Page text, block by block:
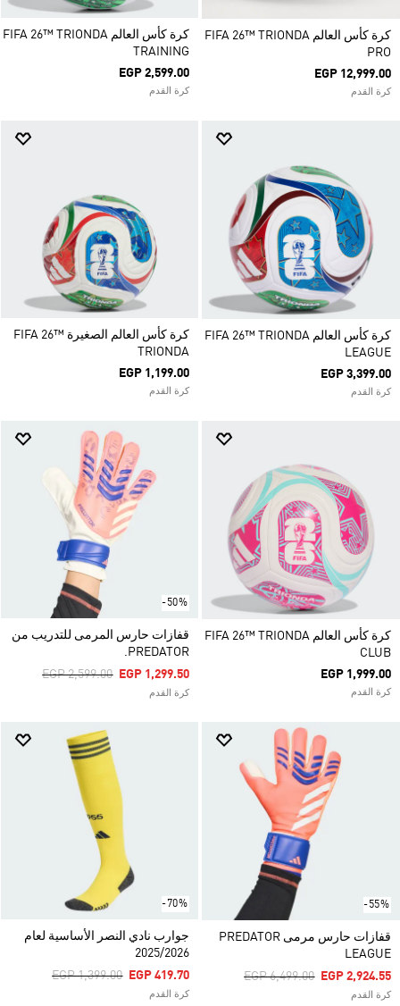
كرة كأس العالم FIFA 26™ TRIONDA
PRO
EGP 12,999.00
كرة القدم
كرة كأس العالم FIFA 26™ TRIONDA
TRAINING
EGP 2,599.00
كرة القدم
كرة كأس العالم FIFA 26™ TRIONDA
LEAGUE
EGP 3,399.00
كرة القدم
كرة كأس العالم الصغيرة FIFA 26™
TRIONDA
EGP 1,199.00
كرة القدم
كرة كأس العالم FIFA 26™ TRIONDA
CLUB
EGP 1,999.00
كرة القدم
-50%
قفازات حارس المرمى للتدريب من
PREDATOR.
Price Reduced From
EGP 2,599.00ToEGP 1,299.50
كرة القدم
-55%
قفازات حارس مرمى PREDATOR
LEAGUE
Price Reduced From
EGP 6,499.00ToEGP 2,924.55
كرة القدم
-70%
جوارب نادي النصر الأساسية لعام
2025/2026
Price Reduced From
EGP 1,399.00ToEGP 419.70
كرة القدم